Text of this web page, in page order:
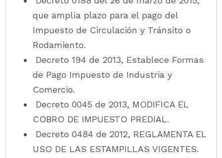
que amplía plazo para el pago del
Impuesto de Circulación y Tránsito o
Rodamiento.
Decreto 194 de 2013, Establece Formas
de Pago Impuesto de Industria y
Comercio.
Decreto 0045 de 2013, MODIFICA EL
COBRO DE IMPUESTO PREDIAL.
Decreto 0484 de 2012, REGLAMENTA EL
USO DE LAS ESTAMPILLAS VIGENTES.